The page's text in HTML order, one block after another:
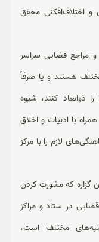
اختلاف‌افکنی محقق
و مراجع قضایی سراسر
هستند و یا صرفاً
ذوابعاد کنند، شیوه
با ادبیات و اخلاق
لازم را با مرکز
گزاره که مشورت کردن
در ستاد و مراکز
مختلف است،